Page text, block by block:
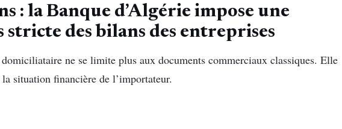
: la Banque d’Algérie impose une
des bilans des entreprises
ne se limite plus aux documents commerciaux classiques. Elle
situation financière de l’importateur.